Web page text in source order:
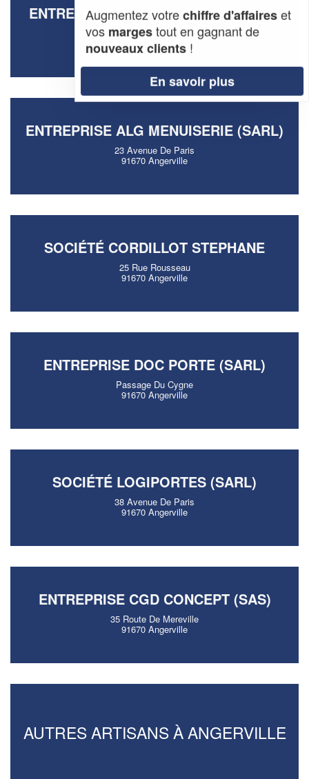
ENTREPRISE DM OUVERTURE (SARL)
35 Route De Mereville
91670 Angerville
ENTREPRISE ALG MENUISERIE (SARL)
23 Avenue De Paris
91670 Angerville
SOCIÉTÉ CORDILLOT STEPHANE
25 Rue Rousseau
91670 Angerville
ENTREPRISE DOC PORTE (SARL)
Passage Du Cygne
91670 Angerville
SOCIÉTÉ LOGIPORTES (SARL)
38 Avenue De Paris
91670 Angerville
ENTREPRISE CGD CONCEPT (SAS)
35 Route De Mereville
91670 Angerville
AUTRES ARTISANS À ANGERVILLE
Augmentez votrechiffre d'affaireset
vos margestout en gagnant de
nouveaux clients !
En savoir plus